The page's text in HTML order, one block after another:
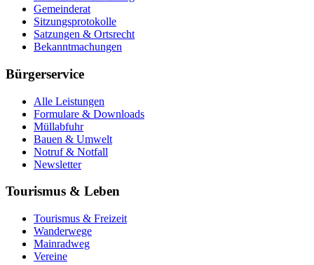
Gemeinderat
Sitzungsprotokolle
Satzungen & Ortsrecht
Bekanntmachungen
Bürgerservice
Alle Leistungen
Formulare & Downloads
Müllabfuhr
Bauen & Umwelt
Notruf & Notfall
Newsletter
Tourismus & Leben
Tourismus & Freizeit
Wanderwege
Mainradweg
Vereine